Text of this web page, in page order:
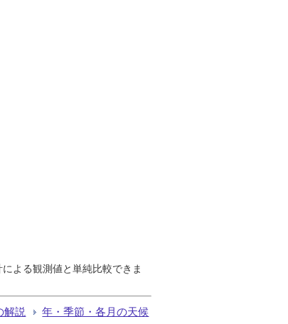
よる観測値と単純比較できま
解説 年・季節・各月の天候